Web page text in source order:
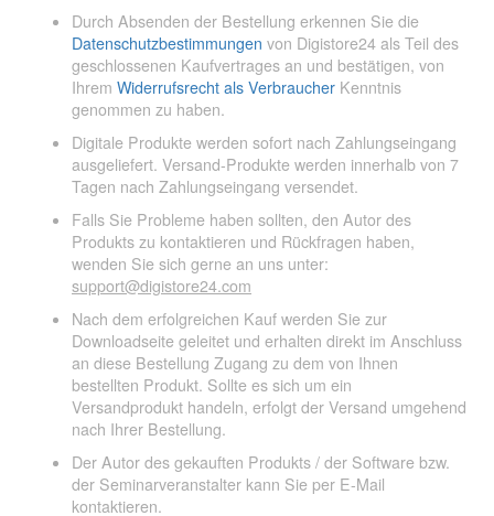
Durch Absenden der Bestellung erkennen Sie die
Datenschutzbestimmungen von Digistore24 als Teil des
geschlossenen Kaufvertrages an und bestätigen, von
Ihrem Widerrufsrecht als Verbraucher Kenntnis
genommen zu haben.
Digitale Produkte werden sofort nach Zahlungseingang
ausgeliefert. Versand-Produkte werden innerhalb von 7
Tagen nach Zahlungseingang versendet.
Falls Sie Probleme haben sollten, den Autor des
Produkts zu kontaktieren und Rückfragen haben,
wenden Sie sich gerne an uns unter:
support@digistore24.com
Nach dem erfolgreichen Kauf werden Sie zur
Downloadseite geleitet und erhalten direkt im Anschluss
an diese Bestellung Zugang zu dem von Ihnen
bestellten Produkt. Sollte es sich um ein
Versandprodukt handeln, erfolgt der Versand umgehend
nach Ihrer Bestellung.
Der Autor des gekauften Produkts / der Software bzw.
der Seminarveranstalter kann Sie per E-Mail
kontaktieren.